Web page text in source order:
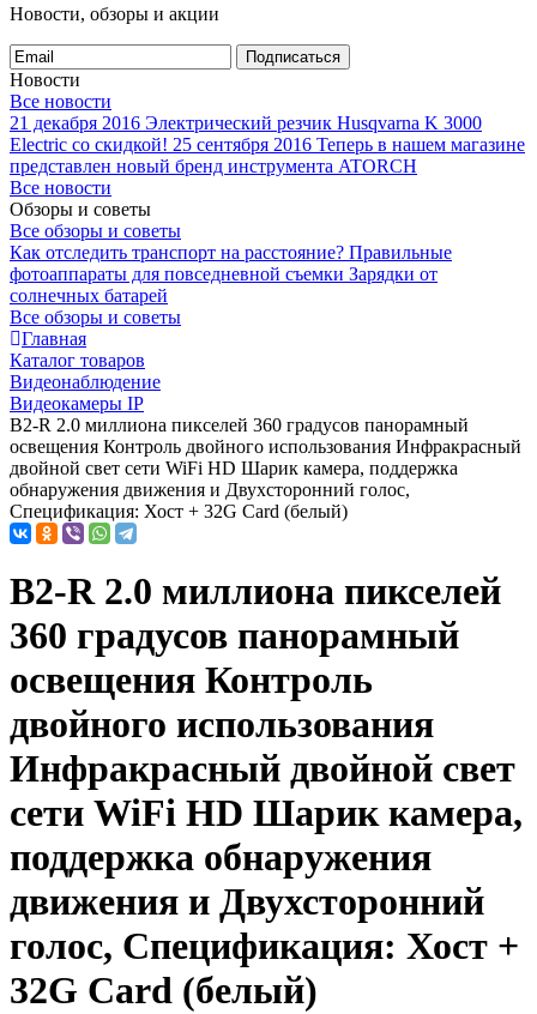
Новости, обзоры и акции
Подписаться
Новости
Все новости
21 декабря 2016 Электрический резчик Husqvarna K 3000
Electric со скидкой! 25 сентября 2016 Теперь в нашем магазине
представлен новый бренд инструмента ATORCH
Все новости
Обзоры и советы
Все обзоры и советы
Как отследить транспорт на расстояние? Правильные
фотоаппараты для повседневной съемки Зарядки от
солнечных батарей
Все обзоры и советы
Главная
Каталог товаров
Видеонаблюдение
Видеокамеры IP
B2-R 2.0 миллиона пикселей 360 градусов панорамный
освещения Контроль двойного использования Инфракрасный
двойной свет сети WiFi HD Шарик камера, поддержка
обнаружения движения и Двухсторонний голос,
Спецификация: Хост + 32G Card (белый)
B2-R 2.0 миллиона пикселей
360 градусов панорамный
освещения Контроль
двойного использования
Инфракрасный двойной свет
сети WiFi HD Шарик камера,
поддержка обнаружения
движения и Двухсторонний
голос, Спецификация: Хост +
32G Card (белый)